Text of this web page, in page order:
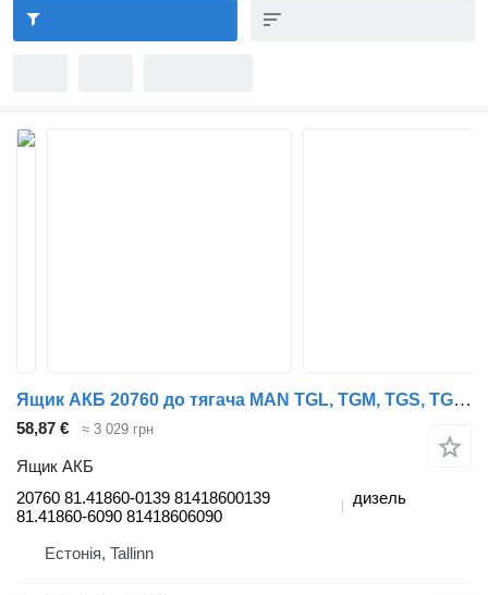
Ящик АКБ 20760 до тягача MAN TGL, TGM, TGS, TGX (2005-2021)
58,87 € ≈ 3 029 грн
Ящик АКБ
20760 81.41860-0139 81418600139
81.41860-6090 81418606090
дизель
Естонія, Tallinn